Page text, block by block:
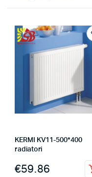
KERMI KV11-500*400
radiatori
€59.86